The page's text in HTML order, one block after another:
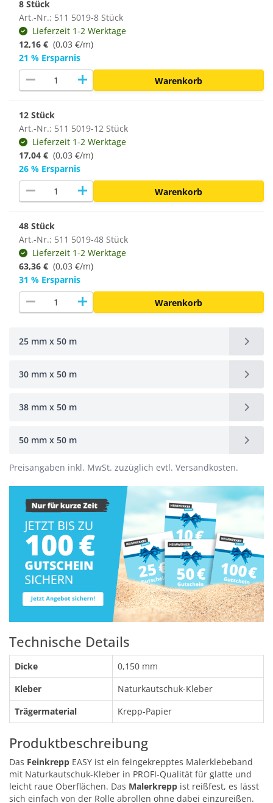
8 Stück
Art.-Nr.: 511 5019-8 Stück
Lieferzeit 1-2 Werktage
12,16 € (0,03 €/m)
21 % Ersparnis
remove add Warenkorb
12 Stück
Art.-Nr.: 511 5019-12 Stück
Lieferzeit 1-2 Werktage
17,04 € (0,03 €/m)
26 % Ersparnis
remove add Warenkorb
48 Stück
Art.-Nr.: 511 5019-48 Stück
Lieferzeit 1-2 Werktage
63,36 € (0,03 €/m)
31 % Ersparnis
remove add Warenkorb
25 mm x 50 m
30 mm x 50 m
38 mm x 50 m
50 mm x 50 m
Preisangaben inkl. MwSt. zuzüglich evtl. Versandkosten.
Technische Details
Dicke
0,150 mm
Kleber
Naturkautschuk-Kleber
Trägermaterial
Krepp-Papier
Produktbeschreibung
Das Feinkrepp EASY ist ein feingekrepptes Malerklebeband
mit Naturkautschuk-Kleber in PROFI-Qualität für glatte und
leicht raue Oberflächen. Das Malerkrepp ist reißfest, es lässt
sich einfach von der Rolle abrollen ohne dabei einzureißen.